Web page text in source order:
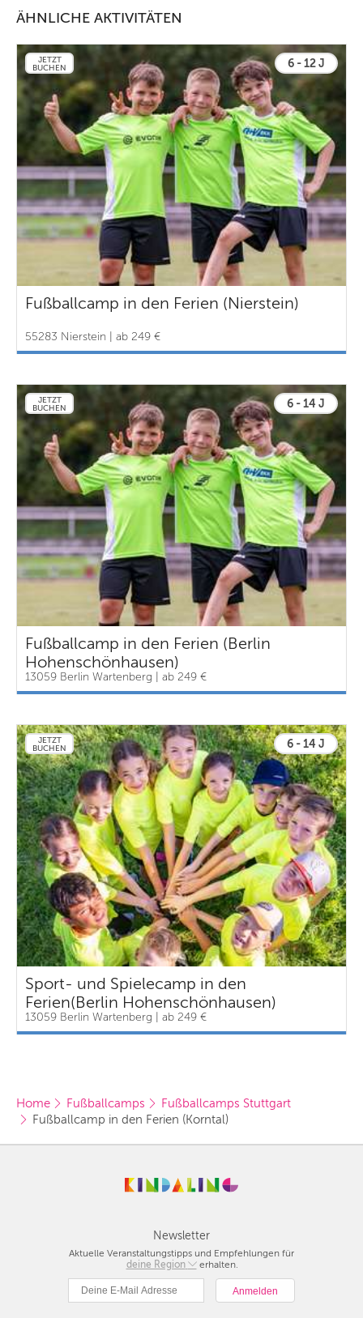
ÄHNLICHE AKTIVITÄTEN
JETZT
BUCHEN
6 - 12 J
Fußballcamp in den Ferien (Nierstein)
55283 Nierstein | ab 249 €
JETZT
BUCHEN
6 - 14 J
Fußballcamp in den Ferien (Berlin
Hohenschönhausen)
13059 Berlin Wartenberg | ab 249 €
JETZT
BUCHEN
6 - 14 J
Sport- und Spielecamp in den
Ferien(Berlin Hohenschönhausen)
13059 Berlin Wartenberg | ab 249 €
Home Fußballcamps
Fußballcamps Stuttgart
Fußballcamp in den Ferien (Korntal)
Newsletter
Aktuelle Veranstaltungstipps und Empfehlungen für
deine Region
Berlin
München
Hamburg
erhalten.